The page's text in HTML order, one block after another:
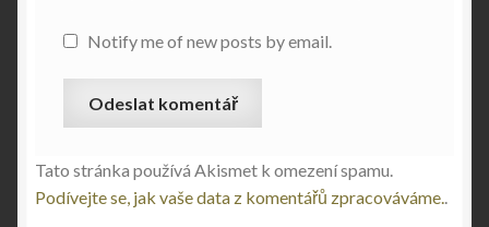
Notify me of new posts by email.
Tato stránka používá Akismet k omezení spamu.
Podívejte se, jak vaše data z komentářů zpracováváme..